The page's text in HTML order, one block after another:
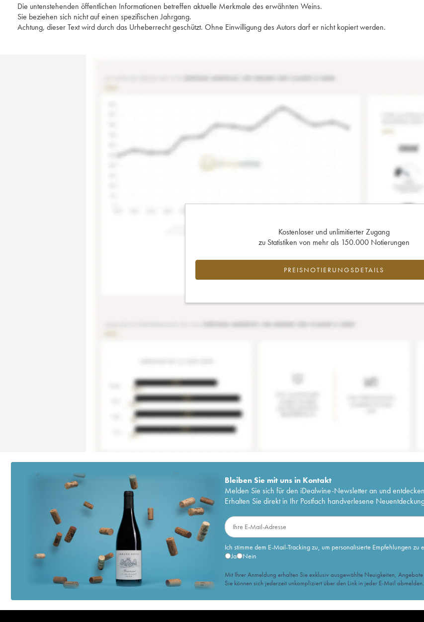
Die untenstehenden öffentlichen Informationen betreffen aktuelle Merkmale des erwähnten Weins.
Sie beziehen sich nicht auf einen spezifischen Jahrgang.
Achtung, dieser Text wird durch das Urheberrecht geschützt. Ohne Einwilligung des Autors darf er nicht kopiert werden.
Kostenloser und unlimitierter Zugang
zu Statistiken von mehr als 150.000 Notierungen
PREISNOTIERUNGSDETAILS
Bleiben Sie mit uns in Kontakt
Melden Sie sich für den iDealwine-Newsletter an und
Erhalten Sie direkt in Ihr Postfach handverlesene
Ich stimme dem E-Mail-Tracking zu, um personalisierte Empfehlungen zu
Ja
Nein
Mit Ihrer Anmeldung erhalten Sie exklusiv ausgewählte Neuigkeiten,
Sie können sich jederzeit unkompliziert über den Link in jeder E-Mail abmelden.